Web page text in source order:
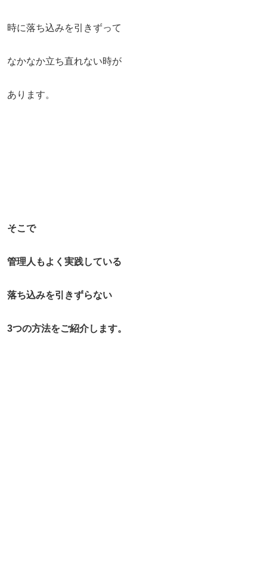
時に落ち込みを引きずって
なかなか立ち直れない時が
あります。
そこで
管理人もよく実践している
落ち込みを引きずらない
3つの方法をご紹介します。